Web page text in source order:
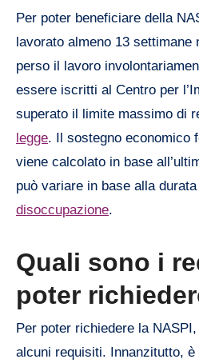
Per poter beneficiare della
lavorato almeno 13 settimane
perso il lavoro
essere iscritti al Centro per
superato il limite massimo di
legge. Il sostegno economico
viene calcolato in base
può variare in base alla
disoccupazione.
Quali sono i
poter
Per poter richiedere la
alcuni requisiti. Innanzitutto,